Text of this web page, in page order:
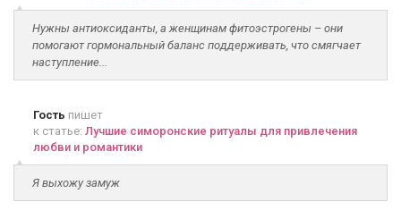
Нужны антиоксиданты, а женщинам фитоэстрогены – они
помогают гормональный баланс поддерживать, что смягчает
наступление...
Гость пишет
к статье: Лучшие симоронские ритуалы для привлечения
любви и романтики
Я выхожу замуж